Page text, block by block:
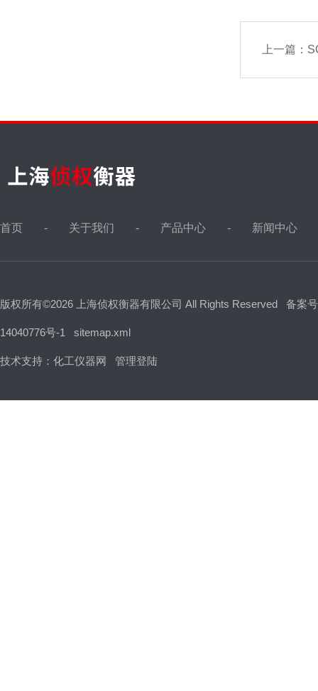
上一篇：
首页 关于我们 产品中心 新闻中心
版权所有©2026 上海侦权衡器有限公司 All Rights Reserved 备案
14040776号-1 sitemap.xml
技术支持： 化工仪器网 管理登陆